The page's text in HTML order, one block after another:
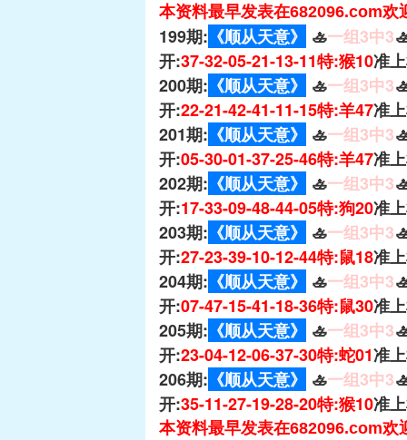
本资料最早发表在682096.com欢
199期: 《顺从天意》 🚣一组3中3
开:37-32-05-21-13-11特:猴10准
200期: 《顺从天意》 🚣一组3中3
开:22-21-42-41-11-15特:羊47准
201期: 《顺从天意》 🚣一组3中3
开:05-30-01-37-25-46特:羊47准
202期: 《顺从天意》 🚣一组3中3
开:17-33-09-48-44-05特:狗20准
203期: 《顺从天意》 🚣一组3中3
开:27-23-39-10-12-44特:鼠18准
204期: 《顺从天意》 🚣一组3中3
开:07-47-15-41-18-36特:鼠30准
205期: 《顺从天意》 🚣一组3中3
开:23-04-12-06-37-30特:蛇01准
206期: 《顺从天意》 🚣一组3中3
开:35-11-27-19-28-20特:猴10准
本资料最早发表在682096.com欢